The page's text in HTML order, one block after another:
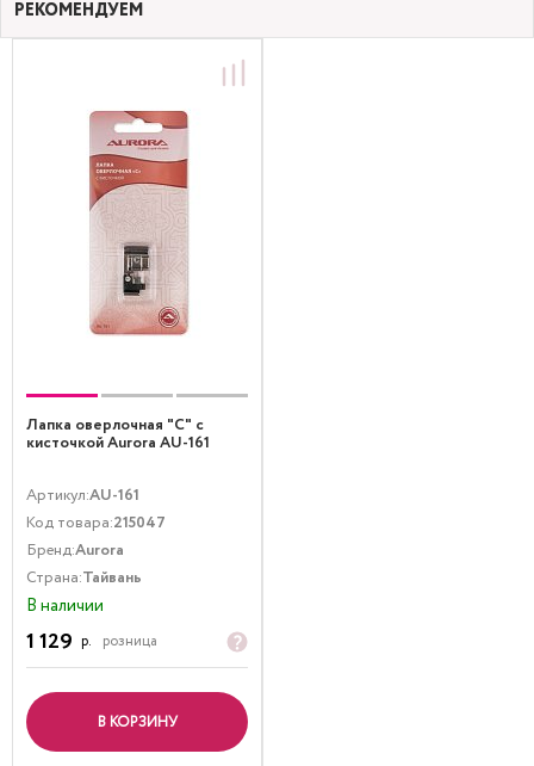
РЕКОМЕНДУЕМ
Лапка оверлочная "С" с
кисточкой Aurora AU-161
Артикул:AU-161
Код товара:215047
Бренд:Aurora
Страна:Тайвань
В наличии
1 129 р. розница
В КОРЗИНУ